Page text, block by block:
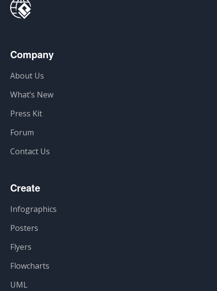
Company
About Us
What’s New
Press Kit
Forum
Contact Us
Create
Infographics
Posters
Flyers
Flowcharts
UML